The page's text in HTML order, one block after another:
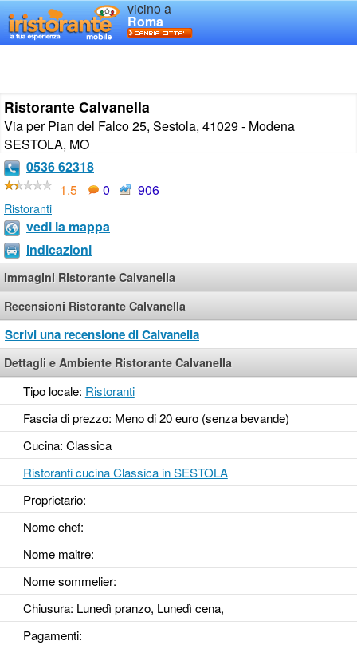
vicino a
Roma
Ristorante Calvanella
Via per Pian del Falco 25, Sestola, 41029 - Modena
SESTOLA, MO
0536 62318
1.5
0 906
Ristoranti
vedi la mappa
Indicazioni
Immagini Ristorante Calvanella
Recensioni Ristorante Calvanella
Scrivi una recensione di Calvanella
Dettagli e Ambiente Ristorante Calvanella
Tipo locale: Ristoranti
Fascia di prezzo: Meno di 20 euro (senza bevande)
Cucina: Classica
Ristoranti cucina Classica in SESTOLA
Proprietario:
Nome chef:
Nome maitre:
Nome sommelier:
Chiusura: Lunedì pranzo, Lunedì cena,
Pagamenti: